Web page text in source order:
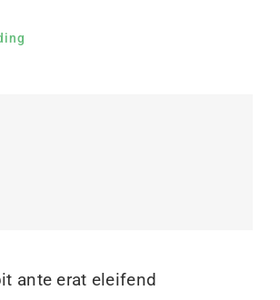
ante erat eleifend